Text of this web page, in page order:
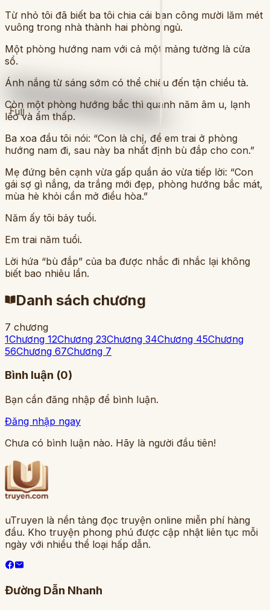
Full
Từ nhỏ tôi đã biết ba tôi chia cái ban công mười lăm mét
vuông trong nhà thành hai phòng ngủ.
Một phòng hướng nam với cả một mảng tường là cửa
sổ.
Ánh nắng từ sáng sớm có thể chiếu đến tận chiều tà.
Còn một phòng hướng bắc thì quanh năm âm u, lạnh
lẽo và ẩm thấp.
Ba xoa đầu tôi nói: “Con là chị, để em trai ở phòng
hướng nam đi, sau này ba nhất định bù đắp cho con.”
Mẹ đứng bên cạnh vừa gấp quần áo vừa tiếp lời: “Con
gái sợ gì nắng, da trắng mới đẹp, phòng hướng bắc mát,
mùa hè khỏi cần mở điều hòa.”
Năm ấy tôi bảy tuổi.
Em trai năm tuổi.
Lời hứa “bù đắp” của ba được nhắc đi nhắc lại không
biết bao nhiêu lần.
Danh sách chương
7 chương
1Chương 12Chương 23Chương 34Chương 45Chương
56Chương 67Chương 7
Bình luận (0)
Bạn cần đăng nhập để bình luận.
Đăng nhập ngay
Chưa có bình luận nào. Hãy là người đầu tiên!
uTruyen là nền tảng đọc truyện online miễn phí hàng
đầu. Kho truyện phong phú được cập nhật liên tục mỗi
ngày với nhiều thể loại hấp dẫn.
Đường Dẫn Nhanh